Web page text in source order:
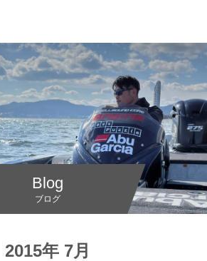
Blog
ブログ
2015年 7月